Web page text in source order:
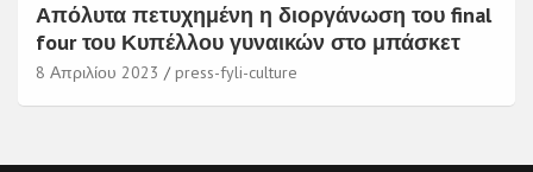
Απόλυτα πετυχημένη η διοργάνωση του final
four του Κυπέλλου γυναικών στο μπάσκετ
8 Απριλίου 2023 press-fyli-culture